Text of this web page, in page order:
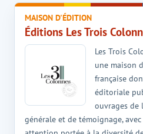
MAISON D'ÉDITION
Éditions Les Trois
Les Trois
une maison
française
éditoriale
ouvrages
générale et de témoignage,